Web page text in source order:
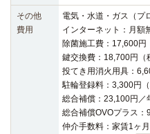
その他
費用
電気・水道・ガス（プ
インターネット：月額
除菌施工費：17,600
鍵交換費：18,700円
投てき用消火用具：
駐輪登録料：3,300円
総合補償：23,100円
総合補償OVOプラス
仲介手数料：家賃1ヶ